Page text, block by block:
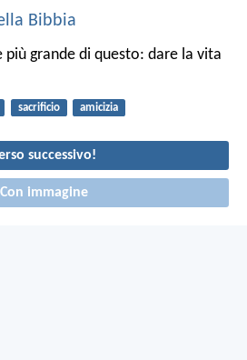
Bibbia
più grande di questo: dare la vita
sacrificio amicizia
successivo!
Con immagine